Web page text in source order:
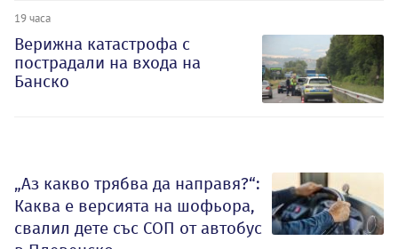
19 часа
Верижна катастрофа с
пострадали на входа на
Банско
„Аз какво трябва да направя?“:
Каква е версията на шофьора,
свалил дете със СОП от автобус